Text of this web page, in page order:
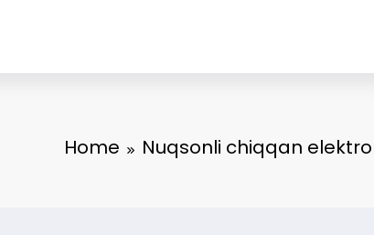
Home Nuqsonli chiqqan